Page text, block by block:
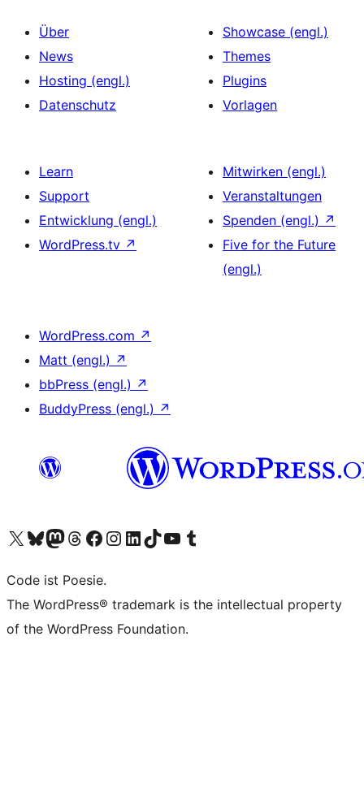
Über
News
Hosting (engl.)
Datenschutz
Showcase (engl.)
Themes
Plugins
Vorlagen
Learn
Support
Entwicklung (engl.)
WordPress.tv ↗
Mitwirken (engl.)
Veranstaltungen
Spenden (engl.) ↗
Five for the Future
(engl.)
WordPress.com ↗
Matt (engl.) ↗
bbPress (engl.) ↗
BuddyPress (engl.) ↗
Unser X-Konto (früher Twitter) besuchen
Unser Bluesky-Konto besuchen
Unser Mastodon-Konto besuchen
Unser Threads-Konto besuchen
Unsere Facebook-Seite besuchen
Unser Instagram-Konto besuchen
Unser LinkedIn-Konto besuchen
Unser TikTok-Konto besuchen
Unseren YouTube-Kanal besuchen
Unser Tumblr-Konto besuchen
Code ist Poesie.
The WordPress® trademark is the intellectual property
of the WordPress Foundation.